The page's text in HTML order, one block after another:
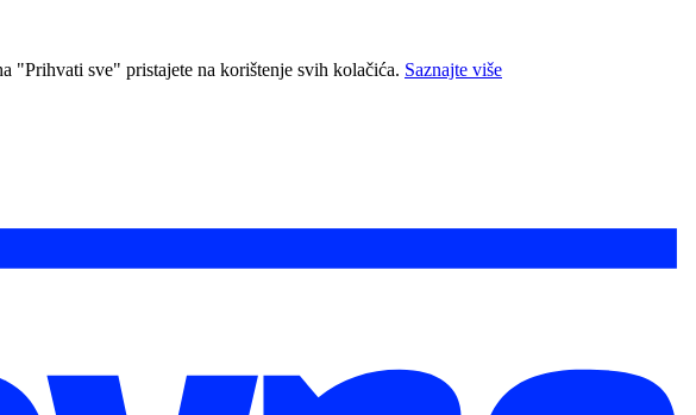
"Prihvati sve" pristajete na korištenje svih kolačića. Saznajte više